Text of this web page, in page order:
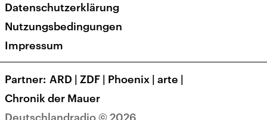
Presse
Karriere
Transparenz
Deutschlandradio © 2026
Datenschutzerklärung
Nutzungsbedingungen
Impressum
Partner ARD | ZDF | Phoenix | arte |
Chronik der Mauer